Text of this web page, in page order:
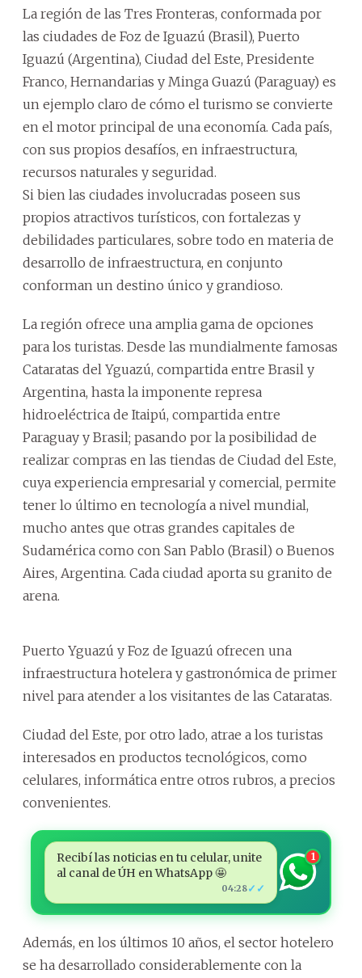
La región de las Tres Fronteras, conformada por
las ciudades de Foz de Iguazú (Brasil), Puerto
Iguazú (Argentina), Ciudad del Este, Presidente
Franco, Hernandarias y Minga Guazú (Paraguay) es
un ejemplo claro de cómo el turismo se convierte
en el motor principal de una economía. Cada país,
con sus propios desafíos, en infraestructura,
recursos naturales y seguridad.
Si bien las ciudades involucradas poseen sus
propios atractivos turísticos, con fortalezas y
debilidades particulares, sobre todo en materia de
desarrollo de infraestructura, en conjunto
conforman un destino único y grandioso.
La región ofrece una amplia gama de opciones
para los turistas. Desde las mundialmente famosas
Cataratas del Yguazú, compartida entre Brasil y
Argentina, hasta la imponente represa
hidroeléctrica de Itaipú, compartida entre
Paraguay y Brasil; pasando por la posibilidad de
realizar compras en las tiendas de Ciudad del Este,
cuya experiencia empresarial y comercial, permite
tener lo último en tecnología a nivel mundial,
mucho antes que otras grandes capitales de
Sudamérica como con San Pablo (Brasil) o Buenos
Aires, Argentina. Cada ciudad aporta su granito de
arena.
Puerto Yguazú y Foz de Iguazú ofrecen una
infraestructura hotelera y gastronómica de primer
nivel para atender a los visitantes de las Cataratas.
Ciudad del Este, por otro lado, atrae a los turistas
interesados en productos tecnológicos, como
celulares, informática entre otros rubros, a precios
convenientes.
Recibí las noticias en tu celular, unite
al canal de ÚH en WhatsApp 🤩
04:28✓✓
1
Además, en los últimos 10 años, el sector hotelero
se ha desarrollado considerablemente con la